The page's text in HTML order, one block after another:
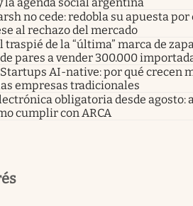
no cede: redobla su apuesta por
al rechazo del mercado
traspié de la “última” marca de
pares a vender 300.000
Startups AI-native: por qué crecen
empresas tradicionales
obligatoria desde agosto:
cumplir con ARCA